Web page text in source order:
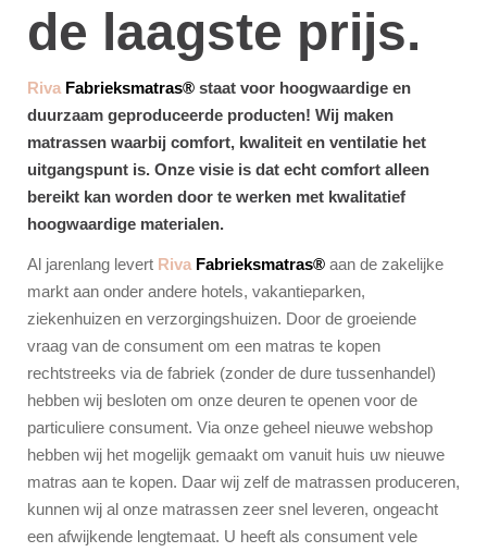
de laagste prijs.
Riva Fabrieksmatras® staat voor hoogwaardige en
duurzaam geproduceerde producten! Wij maken
matrassen waarbij comfort, kwaliteit en ventilatie het
uitgangspunt is. Onze visie is dat echt comfort alleen
bereikt kan worden door te werken met kwalitatief
hoogwaardige materialen.
Al jarenlang levert Riva Fabrieksmatras® aan de zakelijke
markt aan onder andere hotels, vakantieparken,
ziekenhuizen en verzorgingshuizen. Door de groeiende
vraag van de consument om een matras te kopen
rechtstreeks via de fabriek (zonder de dure tussenhandel)
hebben wij besloten om onze deuren te openen voor de
particuliere consument. Via onze geheel nieuwe webshop
hebben wij het mogelijk gemaakt om vanuit huis uw nieuwe
matras aan te kopen. Daar wij zelf de matrassen produceren,
kunnen wij al onze matrassen zeer snel leveren, ongeacht
een afwijkende lengtemaat. U heeft als consument vele